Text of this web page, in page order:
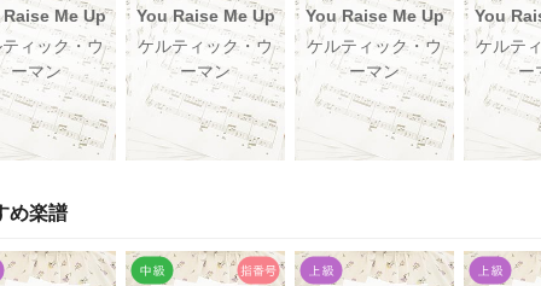
Me Up
ィック・ウ
ーマン
You Raise Me Up
ケルティック・ウ
ーマン
You Raise Me Up
ケルティック・ウ
ーマン
You
ケルテ
ー
め楽譜